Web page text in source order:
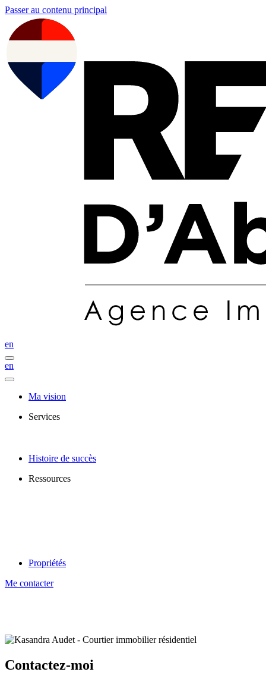
Passer au contenu principal
en
en
Ma vision
Services
Histoire de succès
Ressources
Propriétés
Me contacter
Contactez-moi